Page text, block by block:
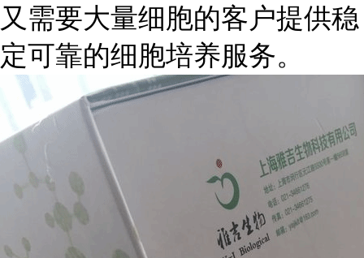
又需要大量细胞的客户提供稳
定可靠的细胞培养服务。